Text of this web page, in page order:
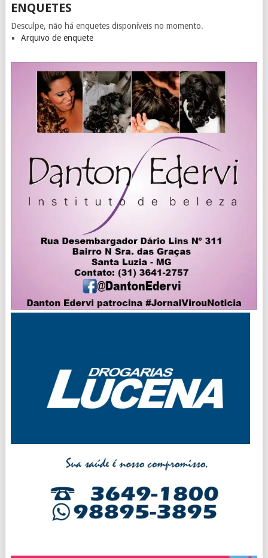
ENQUETES
Desculpe, não há enquetes disponíveis no momento.
Arquivo de enquete